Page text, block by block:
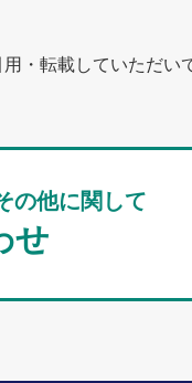
・転載していただい
の他に関して
せ